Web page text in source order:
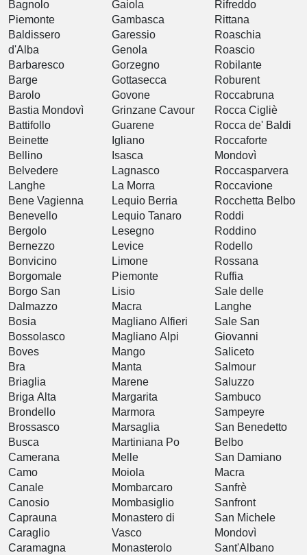
Bagnolo
Piemonte
Baldissero
d'Alba
Barbaresco
Barge
Barolo
Bastia Mondovì
Battifollo
Beinette
Bellino
Belvedere
Langhe
Bene Vagienna
Benevello
Bergolo
Bernezzo
Bonvicino
Borgomale
Borgo San
Dalmazzo
Bosia
Bossolasco
Boves
Bra
Briaglia
Briga Alta
Brondello
Brossasco
Busca
Camerana
Camo
Canale
Canosio
Caprauna
Caraglio
Caramagna
Gaiola
Gambasca
Garessio
Genola
Gorzegno
Gottasecca
Govone
Grinzane Cavour
Guarene
Igliano
Isasca
Lagnasco
La Morra
Lequio Berria
Lequio Tanaro
Lesegno
Levice
Limone
Piemonte
Lisio
Macra
Magliano Alfieri
Magliano Alpi
Mango
Manta
Marene
Margarita
Marmora
Marsaglia
Martiniana Po
Melle
Moiola
Mombarcaro
Mombasiglio
Monastero di
Vasco
Monasterolo
Rifreddo
Rittana
Roaschia
Roascio
Robilante
Roburent
Roccabruna
Rocca Cigliè
Rocca de' Baldi
Roccaforte
Mondovì
Roccasparvera
Roccavione
Rocchetta Belbo
Roddi
Roddino
Rodello
Rossana
Ruffia
Sale delle
Langhe
Sale San
Giovanni
Saliceto
Salmour
Saluzzo
Sambuco
Sampeyre
San Benedetto
Belbo
San Damiano
Macra
Sanfrè
Sanfront
San Michele
Mondovì
Sant'Albano